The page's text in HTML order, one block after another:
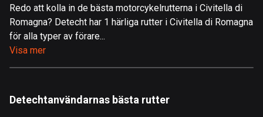
Åland
517 rutter
175 rutter
Redo att kolla in de bästa motorcykelrutterna i Civitella di
Romagna? Detecht har 1 härliga rutter i Civitella di Romagna
för alla typer av förare...
Visa mer
Detechtanvändarnas bästa rutter